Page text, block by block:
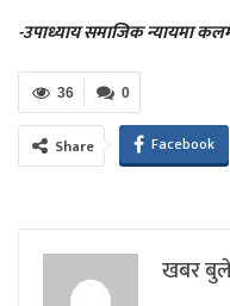
-उपाध्याय समाजिक न्यायमा
0
36
Share Facebook
खबर